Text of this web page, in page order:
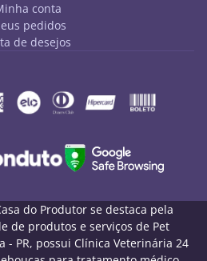
conta
pedidos
de desejos
do Produtor se destaca pela
de produtos e serviços de Pet
- PR, possui Clínica Veterinária 24